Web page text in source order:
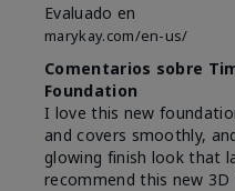
Evaluado en
marykay.com/en-us/
Comentarios sobre
Foundation
I love this new
and covers smoothly,
glowing finish look that
recommend this new